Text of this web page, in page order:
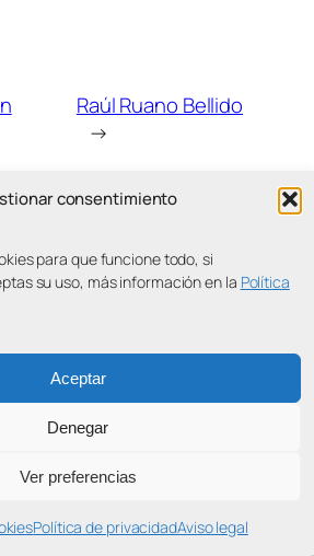
consentimiento
para que funcione todo, si
su uso, más información en la Política
Aceptar
Denegar
Ver preferencias
Política de privacidadAviso legal
Raúl Ruano Bellido
→